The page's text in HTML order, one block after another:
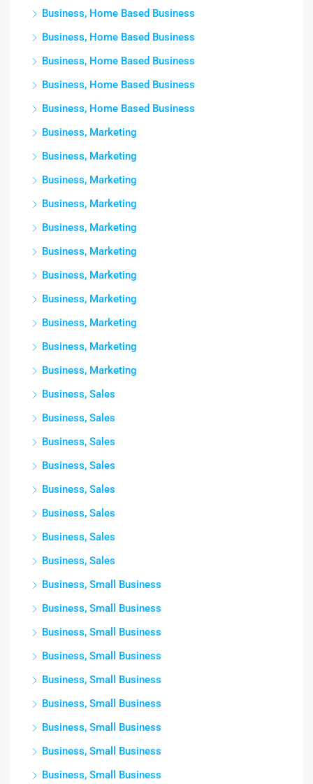
Business, Home Based Business
Business, Home Based Business
Business, Home Based Business
Business, Home Based Business
Business, Home Based Business
Business, Marketing
Business, Marketing
Business, Marketing
Business, Marketing
Business, Marketing
Business, Marketing
Business, Marketing
Business, Marketing
Business, Marketing
Business, Marketing
Business, Marketing
Business, Sales
Business, Sales
Business, Sales
Business, Sales
Business, Sales
Business, Sales
Business, Sales
Business, Sales
Business, Small Business
Business, Small Business
Business, Small Business
Business, Small Business
Business, Small Business
Business, Small Business
Business, Small Business
Business, Small Business
Business, Small Business